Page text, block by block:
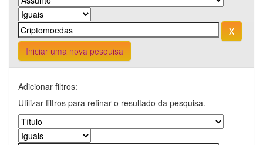
Iniciar uma nova pesquisa
Adicionar filtros:
Utilizar filtros para refinar o resultado da pesquisa.